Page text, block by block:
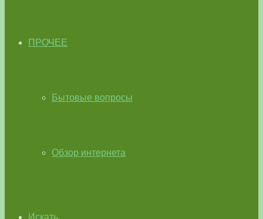
ПРОЧЕЕ
Бытовые вопросы
Обзор интернета
Искать